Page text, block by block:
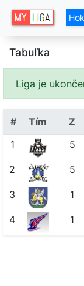
Tabuľka
Liga je
# Tím Z
1
5
2 5
3 1
4 1